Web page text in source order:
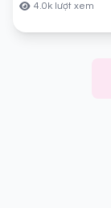
4.0k lượt xem